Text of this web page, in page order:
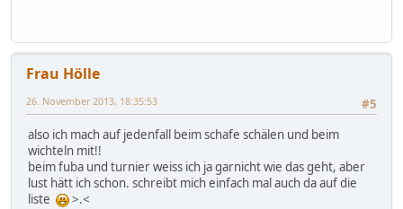
Frau Hölle
#5
26. November 2013, 18:35:53
also ich mach auf jedenfall beim schafe schälen und beim
wichteln mit!!
beim fuba und turnier weiss ich ja garnicht wie das geht, aber
lust hätt ich schon. schreibt mich einfach mal auch da auf die
liste
>.<